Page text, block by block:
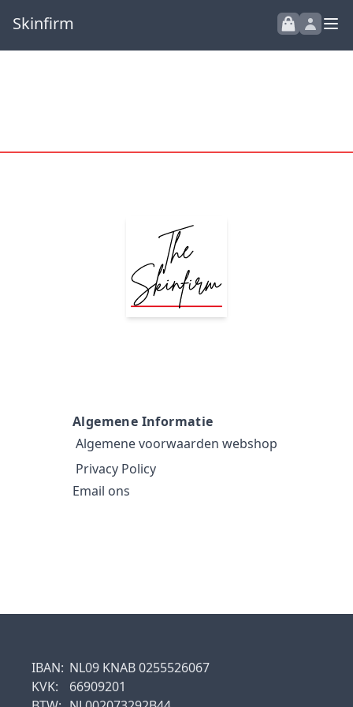
Skinfirm
Algemene Informatie
Algemene voorwaarden webshop
Privacy Policy
Email ons
IBAN: NL09 KNAB 0255526067
KVK:
66909201